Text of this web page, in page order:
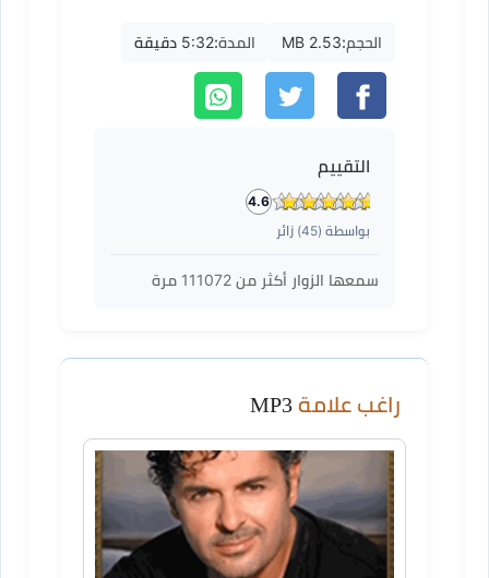
mp3
الحجم:2.53 MB المدة:5:32 دقيقة
التقييم
4.6
بواسطة (45) زائر
سمعها الزوار أكثر من 111072 مرة
راغب علامة